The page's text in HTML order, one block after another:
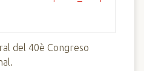
del 40è Congreso